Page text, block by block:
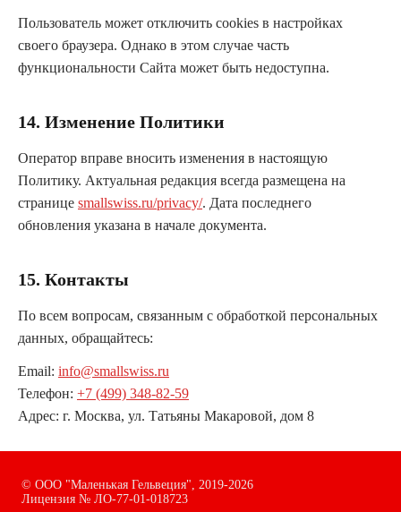
Пользователь может отключить cookies в настройках
своего браузера. Однако в этом случае часть
функциональности Сайта может быть недоступна.
14. Изменение Политики
Оператор вправе вносить изменения в настоящую
Политику. Актуальная редакция всегда размещена на
странице smallswiss.ru/privacy/. Дата последнего
обновления указана в начале документа.
15. Контакты
По всем вопросам, связанным с обработкой персональных
данных, обращайтесь:
Email: info@smallswiss.ru
Телефон: +7 (499) 348-82-59
Адрес: г. Москва, ул. Татьяны Макаровой, дом 8
© ООО "Маленькая Гельвеция", 2019-2026
Лицензия № ЛО-77-01-018723